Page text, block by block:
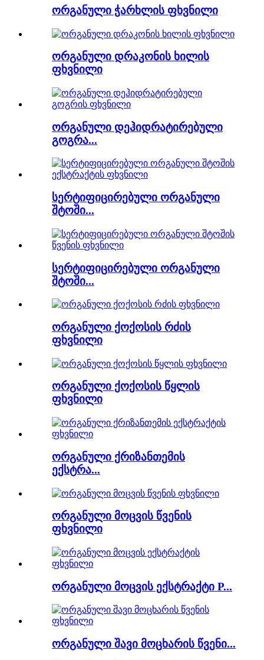
ორგანული ჭარხლის ფხვნილი
ორგანული დრაკონის ხილის
ფხვნილი
ორგანული დეჰიდრატირებული
გოგრა...
სერტიფიცირებული ორგანული
შტოში...
სერტიფიცირებული ორგანული
შტოში...
ორგანული ქოქოსის რძის
ფხვნილი
ორგანული ქოქოსის წყლის
ფხვნილი
ორგანული ქრიზანთემის
ექსტრა...
ორგანული მოცვის წვენის
ფხვნილი
ორგანული მოცვის ექსტრაქტი P...
ორგანული შავი მოცხარის წვენი...